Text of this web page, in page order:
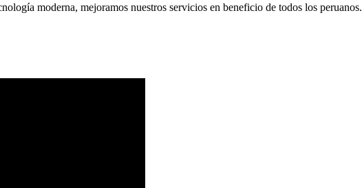
moderna, mejoramos nuestros servicios en beneficio de todos los peruanos.